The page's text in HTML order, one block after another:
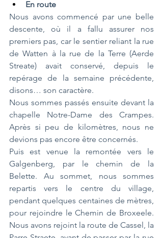
En route
Nous avons commencé par une belle
descente, où il a fallu assurer nos
premiers pas, car le sentier reliant la rue
de Watten à la rue de la Terre (Aerde
Streate) avait conservé, depuis le
repérage de la semaine précédente,
disons… son caractère.
Nous sommes passés ensuite devant la
chapelle Notre-Dame des Crampes.
Après si peu de kilomètres, nous ne
devions pas encore être concernés.
Puis est venue la remontée vers le
Galgenberg, par le chemin de la
Belette. Au sommet, nous sommes
repartis vers le centre du village,
pendant quelques centaines de mètres,
pour rejoindre le Chemin de Broxeele.
Nous avons rejoint la route de Cassel, la